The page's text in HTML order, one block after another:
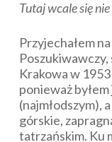
Tutaj wcale się
Przyjechałem
Krakowa w
ponieważ
(najmłodszym),
górskie,
tatrzańskim. Ku